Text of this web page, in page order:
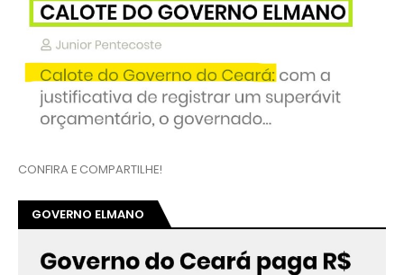
CONFIRA E COMPARTILHE!
GOVERNO ELMANO